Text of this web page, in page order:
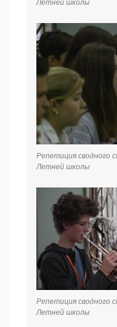
Летней школы
Репетиция сводного
Летней школы
Репетиция сводного
Летней школы